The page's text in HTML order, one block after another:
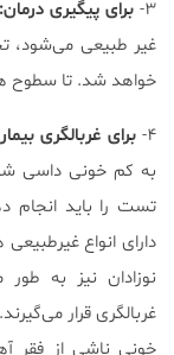
۳- برای پیگیری درمان:
غیر طبیعی می‌شود،
خواهد شد. تا سطوح
۴- برای غربالگری
به کم خونی داسی
تست را باید انجام
دارای انواع
نوزادان نیز به
غربالگری قرار